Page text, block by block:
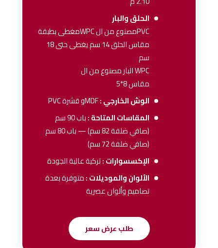
الحلق والبار
PVCمصنوع من ال WPCمغطى بطبقة
مقاس الحلق 14 سم يغطى حتى 18
سم
WPC البار مصنوع من ال
مقاس 8*5
الوش الخارجي :
المقاسات المتاحة :
باب 90 سم
(صافي ضلفة 82 سم) — باب 80 سم
(صافي ضلفة 72 سم)
الإكسسوارات :تركية عالية الجودة
الألوان والموديلات :متوفرة بعدة
تصاميم وألوان عصرية
طلب عرض سعر